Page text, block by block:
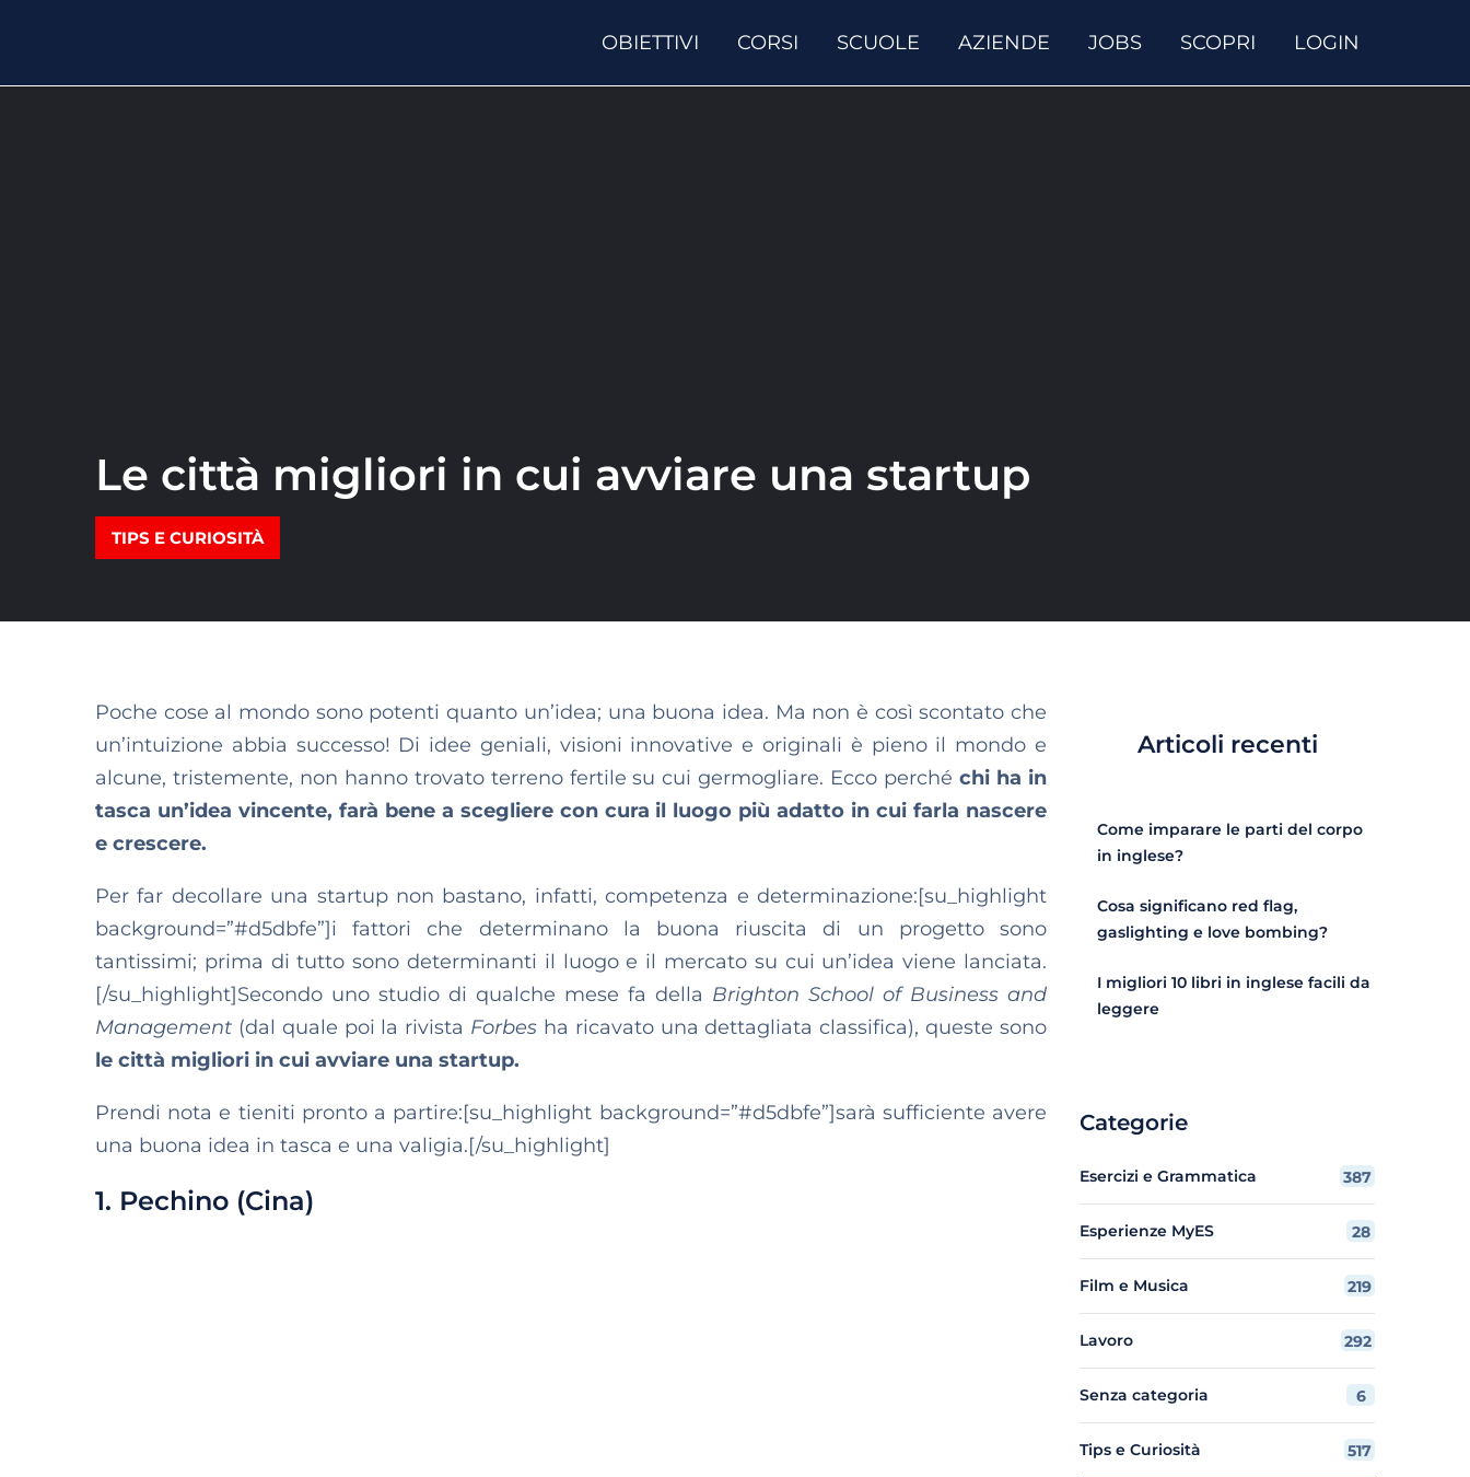
OBIETTIVI CORSI SCUOLE AZIENDE JOBS SCOPRI LOGIN
Le città migliori in cui avviare una startup
TIPS E CURIOSITÀ
Poche cose al mondo sono potenti quanto un’idea; una buona idea. Ma non è così scontato che
un’intuizione abbia successo! Di idee geniali, visioni innovative e originali è pieno il mondo e
alcune, tristemente, non hanno trovato terreno fertile su cui germogliare. Ecco perchéchi ha in
tasca un’idea vincente, farà bene a scegliere con cura il luogo più adatto in cui farla nascere
e crescere.
Per far decollare una startup non bastano, infatti, competenza e determinazione:[su_highlight
background=”#d5dbfe”]i fattori che determinano la buona riuscita di un progetto sono
tantissimi; prima di tutto sono determinanti il luogo e il mercato su cui un’idea viene lanciata.
[/su_highlight]Secondo uno studio di qualche mese fa della Brighton School of Business and
Management (dal quale poi la rivista Forbes ha ricavato una dettagliata classifica), queste sono
le città migliori in cui avviare una startup.
Prendi nota e tieniti pronto a partire:[su_highlight background=”#d5dbfe”]sarà sufficiente avere
una buona idea in tasca e una valigia.[/su_highlight]
1. Pechino (Cina)
Articoli recenti
Come imparare le parti del corpo
in inglese?
Cosa significano red flag,
gaslighting e love bombing?
I migliori 10 libri in inglese facili da
leggere
Categorie
Esercizi e Grammatica 387
Esperienze MyES 28
Film e Musica 219
Lavoro 292
Senza categoria 6
Tips e Curiosità 517